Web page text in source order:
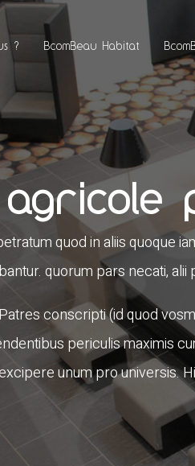
? BcomBeau Habitat
quod in aliis quoque
quorum pars necati,
conscripti (id quod
periculis maximis
unum pro universis.